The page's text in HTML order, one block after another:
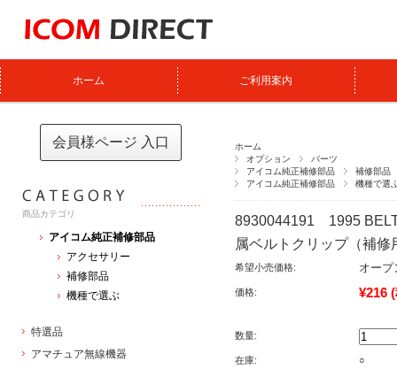
ホーム ご利用案内
ホーム
オプション
パーツ
アイコム純正補修部品
補修部品
アイコム純正補修部品
機種で選
8930044191 1995
属ベルトクリップ（補修
希望小売価格: オープ
価格: ¥216
数量:
在庫: ○
会員様ページ 入口
商品カテゴリ
アイコム純正補修部品
アクセサリー
補修部品
機種で選ぶ
特選品
アマチュア無線機器